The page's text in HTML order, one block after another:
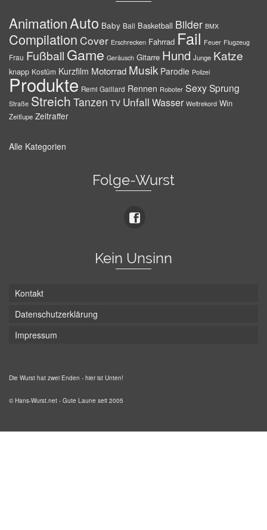
AnimationAuto Baby Ball Basketball Bilder BMX
Compilation Cover Erschrecken Fahrrad Fail Feuer Flugzeug
Frau Fußball Game Geräusch Gitarre Hund Junge Katze
knapp Kostüm Kurzfilm Motorrad Musik Parodie Polizei
Produkte Remi Gaillard Rennen Roboter SexySprung
Straße Streich Tanzen TV Unfall Wasser Weltrekord Win
Zeitlupe Zeitraffer
Alle Kategorien
Folge-Wurst
Kein Unsinn
Kontakt
Datenschutzerklärung
Impressum
Die Wurst hat zwei Enden - hier ist Unten!
© Hans-Wurst.net - Gute Laune seit 2005